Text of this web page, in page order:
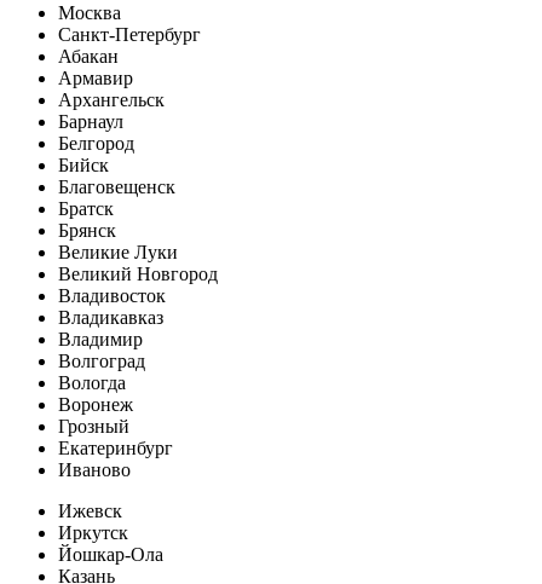
Москва
Санкт-Петербург
Абакан
Армавир
Архангельск
Барнаул
Белгород
Бийск
Благовещенск
Братск
Брянск
Великие Луки
Великий Новгород
Владивосток
Владикавказ
Владимир
Волгоград
Вологда
Воронеж
Грозный
Екатеринбург
Иваново
Ижевск
Иркутск
Йошкар-Ола
Казань